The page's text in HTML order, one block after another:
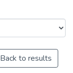
Back to results